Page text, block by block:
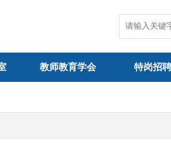
教师教育学会 特岗招